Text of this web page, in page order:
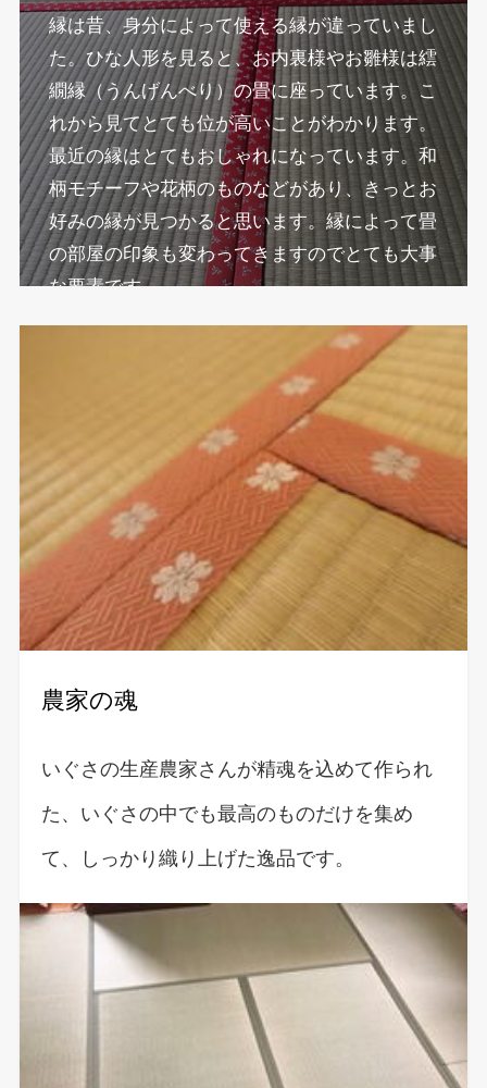
縁は昔、身分によって使える縁が違っていまし
た。ひな人形を見ると、お内裏様やお雛様は繧
繝縁（うんげんべり）の畳に座っています。こ
れから見てとても位が高いことがわかります。
最近の縁はとてもおしゃれになっています。和
柄モチーフや花柄のものなどがあり、きっとお
好みの縁が見つかると思います。縁によって畳
の部屋の印象も変わってきますのでとても大事
な要素です。
農家の魂
いぐさの生産農家さんが精魂を込めて作られ
た、いぐさの中でも最高のものだけを集め
て、しっかり織り上げた逸品です。